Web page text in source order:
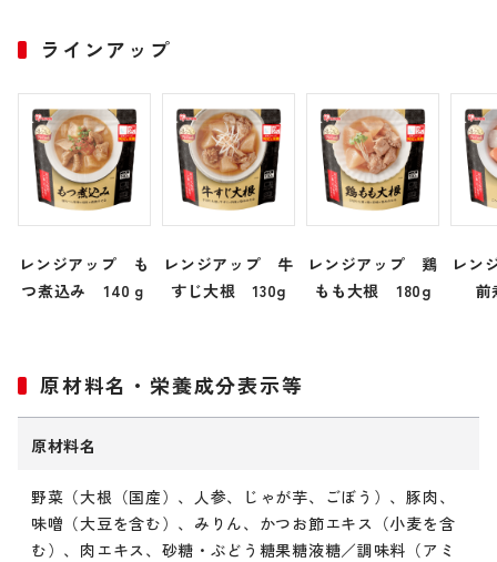
ラインアップ
レンジアップ も
つ煮込み 140ｇ
レンジアップ 牛
すじ大根 130g
レンジアップ 鶏
もも大根 180g
レン
原材料名・栄養成分表示等
原材料名
野菜（大根（国産）、人参、じゃが芋、ごぼう）、豚肉、
味噌（大豆を含む）、みりん、かつお節エキス（小麦を含
む）、肉エキス、砂糖・ぶどう糖果糖液糖／調味料（アミ